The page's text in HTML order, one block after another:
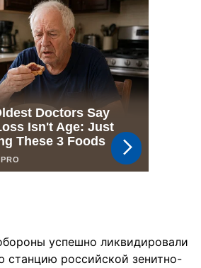
успешно ликвидировали
станцию российской зенитно-